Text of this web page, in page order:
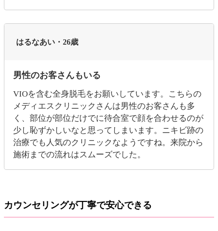
はるなあい・26歳
男性のお客さんもいる
VIOを含む全身脱毛をお願いしています。こちらの
メディエスクリニックさんは男性のお客さんも多
く、部位が部位だけでに待合室で顔を合わせるのが
少し恥ずかしいなと思ってしまいます。ニキビ跡の
治療でも人気のクリニックなようですね。来院から
施術までの流れはスムーズでした。
カウンセリングが丁寧で安心できる